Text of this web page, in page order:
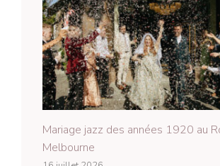
Mariage jazz des années 1920 au
Melbourne